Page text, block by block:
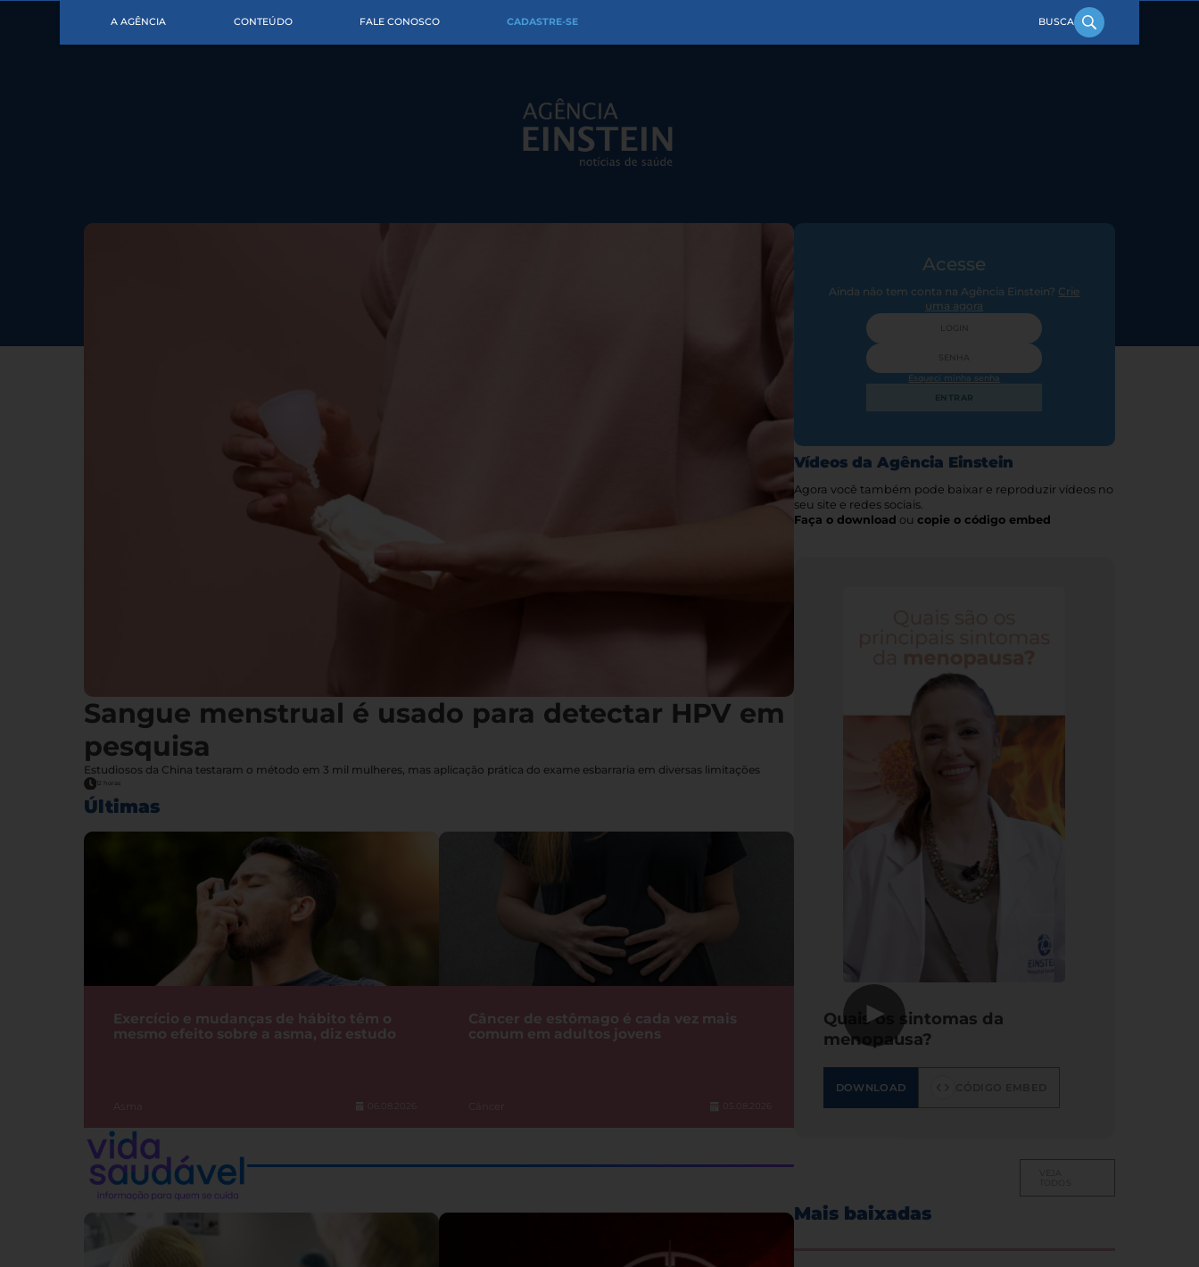
A AGÊNCIA CONTEÚDO FALE CONOSCO CADASTRE-SE
Sangue menstrual é usado para detectar HPV em
pesquisa
Estudiosos da China testaram o método em 3 mil mulheres, mas aplicação prática do exame esbarraria em diversas limitações
12 horas
Últimas
Exercício e mudanças de hábito têm o
mesmo efeito sobre a asma, diz estudo
Asma 06.08.2026
Câncer de estômago é cada vez mais
comum em adultos jovens
Câncer 05.08.2026
Acesse
Ainda não tem conta na Agência Einstein? Crie
uma agora
Esqueci minha senha
ENTRAR
Vídeos da Agência Einstein
Agora você também pode baixar e reproduzir vídeos no
seu site e redes sociais.
Faça o download ou copie o código embed
▶
Quais os sintomas da
menopausa?
DOWNLOAD
Mais baixadas